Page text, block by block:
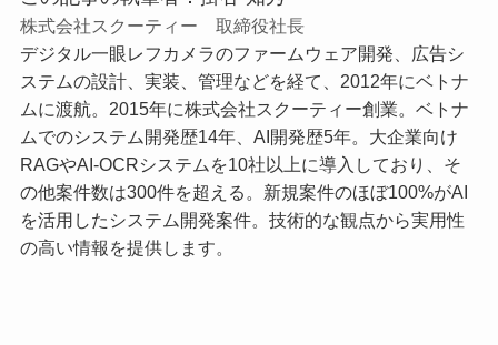
株式会社スクーティー 取締役社長
デジタル一眼レフカメラのファームウェア開発、広告シ
ステムの設計、実装、管理などを経て、2012年にベトナ
ムに渡航。2015年に株式会社スクーティー創業。ベトナ
ムでのシステム開発歴14年、AI開発歴5年。大企業向け
RAGやAI-OCRシステムを10社以上に導入しており、そ
の他案件数は300件を超える。新規案件のほぼ100%がAI
を活用したシステム開発案件。技術的な観点から実用性
の高い情報を提供します。